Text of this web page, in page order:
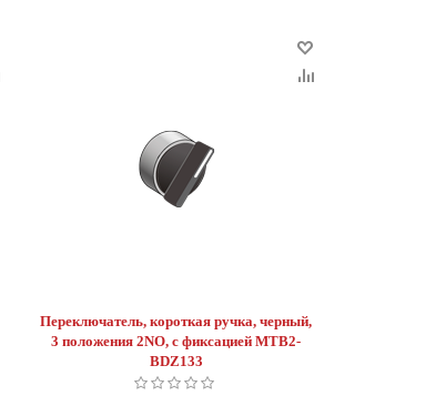
Переключатель, короткая ручка, черный,
3 положения 2NO, с фиксацией MTB2-
BDZ133